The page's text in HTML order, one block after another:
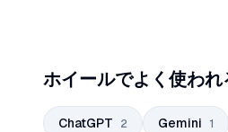
ホイールでよく使わ
ChatGPT 2 Gemini 1